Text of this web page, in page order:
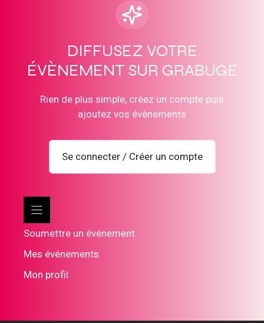
DIFFUSEZ VOTRE
ÉVÈNEMENT SUR GRABUGE
Rien de plus simple, créez un compte puis
ajoutez vos évènements
Se connecter / Créer un compte
Soumettre un événement
Mes événements
Mon profil